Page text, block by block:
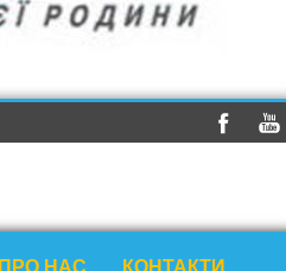
ПРО НАС КОНТАКТИ